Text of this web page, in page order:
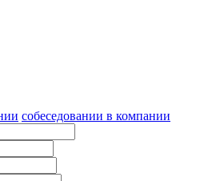
собеседовании в компании